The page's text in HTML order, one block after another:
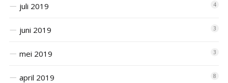
juli 2019 4
juni 2019 3
mei 2019 3
april 2019 8